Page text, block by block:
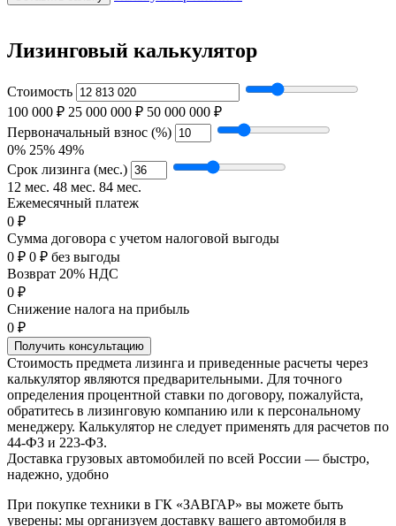
Лизинговый калькулятор
Стоимость
100 000 ₽ 25 000 000 ₽ 50 000 000 ₽
Первоначальный взнос (%)
0% 25% 49%
Срок лизинга (мес.)
12 мес. 48 мес. 84 мес.
Ежемесячный платеж
0 ₽
Сумма договора с учетом налоговой выгоды
0 ₽ 0 ₽ без выгоды
Возврат 20% НДС
0 ₽
Снижение налога на прибыль
0 ₽
Получить консультацию
Стоимость предмета лизинга и приведенные расчеты через
калькулятор являются предварительными. Для точного
определения процентной ставки по договору, пожалуйста,
обратитесь в лизинговую компанию или к персональному
менеджеру. Калькулятор не следует применять для расчетов по
44-ФЗ и 223-ФЗ.
Доставка грузовых автомобилей по всей России — быстро,
надежно, удобно
При покупке техники в ГК «ЗАВГАР» вы можете быть
уверены: мы организуем доставку вашего автомобиля в